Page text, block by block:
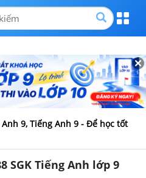
9, Tiếng Anh 9 - Để học tốt
SGK Tiếng Anh lớp 9